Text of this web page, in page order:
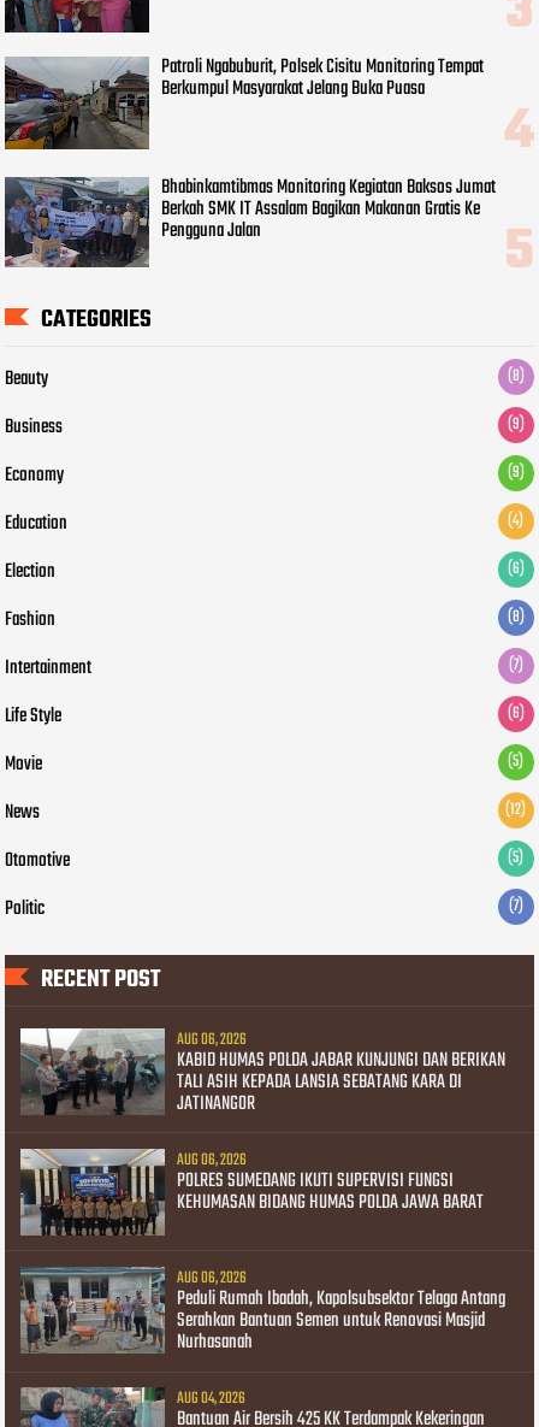
Patroli Ngabuburit, Polsek Cisitu Monitoring Tempat
Berkumpul Masyarakat Jelang Buka Puasa
Bhabinkamtibmas Monitoring Kegiatan Baksos Jumat
Berkah SMK IT Assalam Bagikan Makanan Gratis Ke
Pengguna Jalan
CATEGORIES
Beauty (8)
Business (9)
Economy (9)
Education (4)
Election (6)
Fashion (8)
Intertainment (7)
Life Style (6)
Movie (5)
News (12)
Otomotive (5)
Politic (7)
RECENT POST
AUG 06, 2026
KABID HUMAS POLDA JABAR KUNJUNGI DAN BERIKAN
TALI ASIH KEPADA LANSIA SEBATANG KARA DI
JATINANGOR
AUG 06, 2026
POLRES SUMEDANG IKUTI SUPERVISI FUNGSI
KEHUMASAN BIDANG HUMAS POLDA JAWA BARAT
AUG 06, 2026
Peduli Rumah Ibadah, Kapolsubsektor Telaga Antang
Serahkan Bantuan Semen untuk Renovasi Masjid
Nurhasanah
AUG 04, 2026
Bantuan Air Bersih 425 KK Terdampak Kekeringan